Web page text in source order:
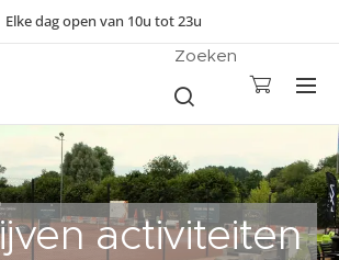
Elke dag open van 10u tot 23u
Zoeken
activiteiten